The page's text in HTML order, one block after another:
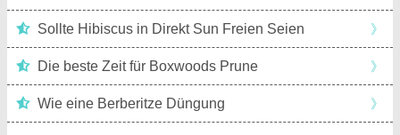
Sonnenblumen anbauen Thymian anbauen
Sollte Hibiscus in Direkt Sun Freien Seien 》
Die beste Zeit für Boxwoods Prune 》
Wie eine Berberitze Düngung 》